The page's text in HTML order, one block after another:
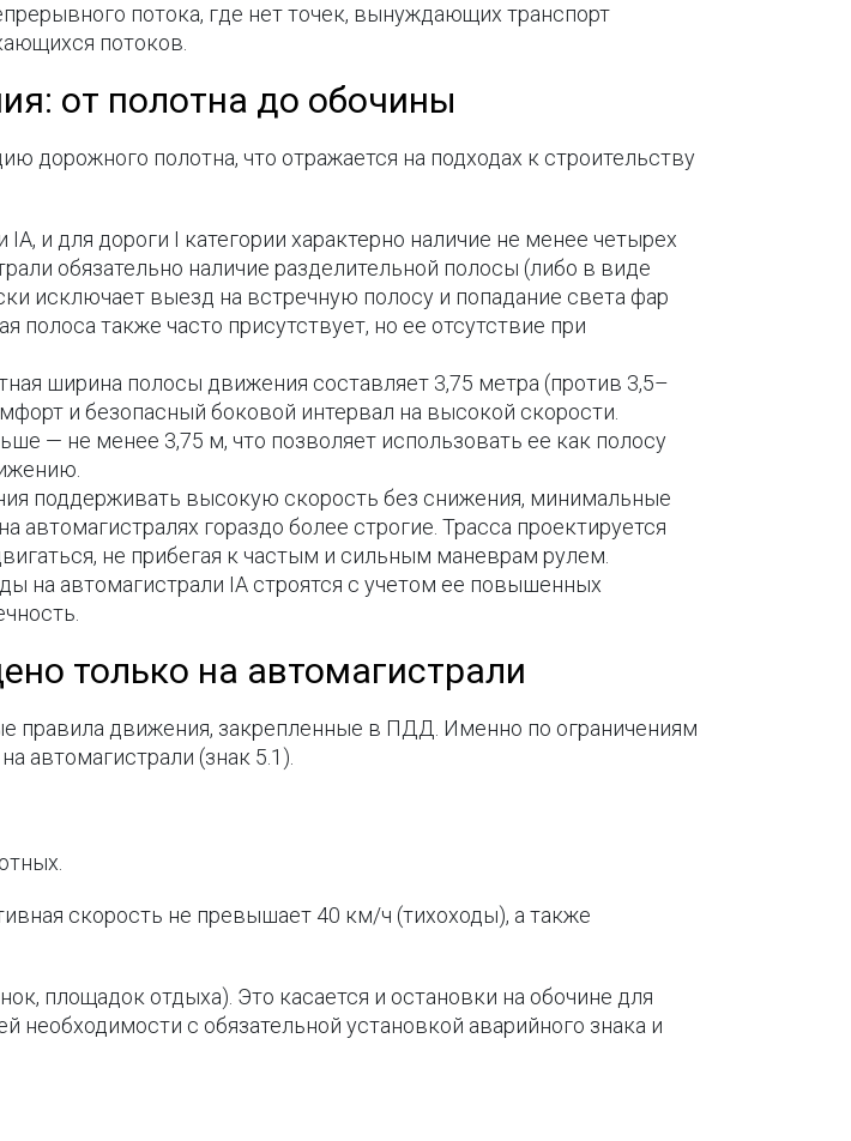
потока, где нет точек, вынуждающих транспорт
потоков.
от полотна до обочины
дорожного полотна, что отражается на подходах к строительству
IА, и для дороги I категории характерно наличие не менее четырех
обязательно наличие разделительной полосы (либо в виде
исключает выезд на встречную полосу и попадание света фар
полоса также часто присутствует, но ее отсутствие при
ширина полосы движения составляет 3,75 метра (против 3,5–
и безопасный боковой интервал на высокой скорости.
— не менее 3,75 м, что позволяет использовать ее как полосу
поддерживать высокую скорость без снижения, минимальные
гораздо более строгие. Трасса проектируется
не прибегая к частым и сильным маневрам рулем.
на автомагистрали IА строятся с учетом ее повышенных
только на автомагистрали
правила движения, закрепленные в ПДД. Именно по ограничениям
автомагистрали (знак 5.1).
скорость не превышает 40 км/ч (тихоходы), а также
площадок отдыха). Это касается и остановки на обочине для
необходимости с обязательной установкой аварийного знака и